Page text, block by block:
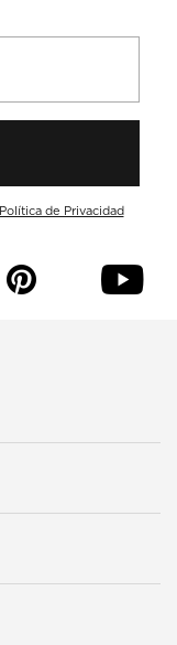
Política de Privacidad
p y